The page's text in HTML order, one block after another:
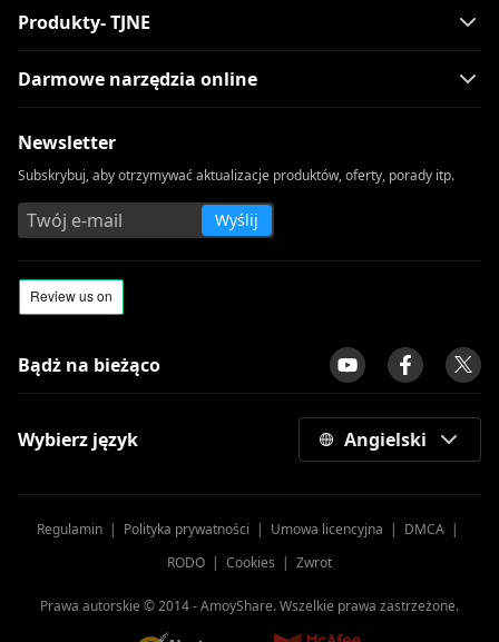
Produkty- TJNE
Darmowe narzędzia online
Newsletter
Subskrybuj, aby otrzymywać aktualizacje produktów, oferty, porady itp.
Wyślij
Bądż na bieżąco
Wybierz język Angielski
Regulamin | Polityka prywatności | Umowa licencyjna | DMCA |
RODO | Cookies | Zwrot
Prawa autorskie © 2014 -AmoyShare. Wszelkie prawa zastrzeżone.